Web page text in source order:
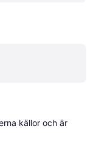
källor och är